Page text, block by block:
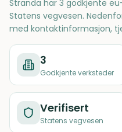
Stranda har 3 godkjente
Statens vegvesen.
med kontaktinformasjon,
3
Godkjente verksteder
Verifisert
Statens vegvesen